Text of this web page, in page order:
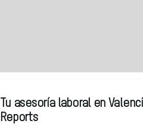
Tu asesoría laboral en
Reports